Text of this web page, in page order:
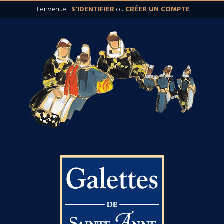
Bienvenue !S'IDENTIFIERou CRÉER UN COMPTE